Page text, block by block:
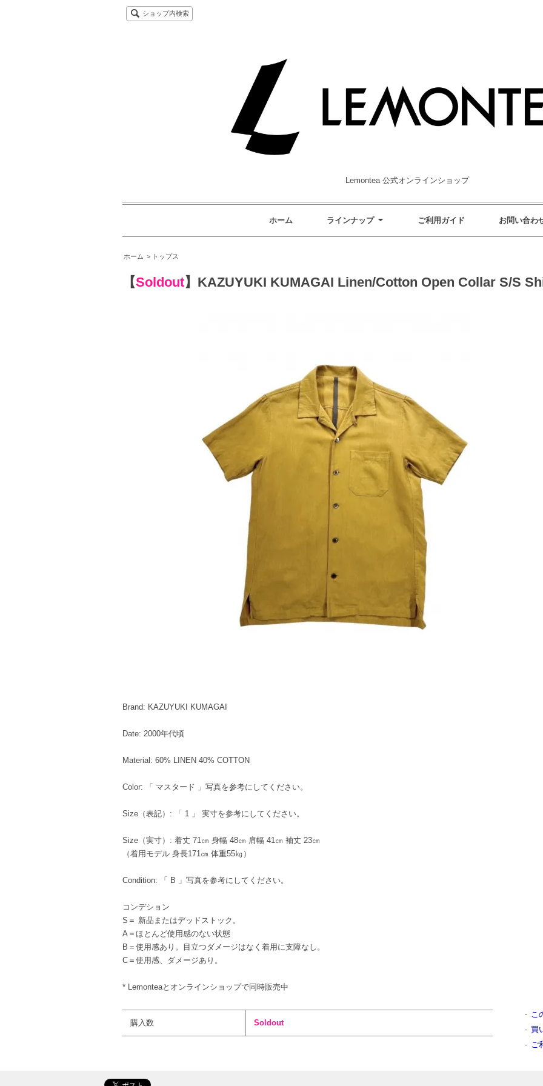
ショップ内検索
Lemontea 公式オンラインショップ
ホーム ラインナップ ご利用ガイド お問い合わ
ホーム トップス
【Soldout】 KAZUYUKI KUMAGAI Linen/Cotton Open Collar S/S
Brand: KAZUYUKI KUMAGAI
Date: 2000年代頃
Material: 60% LINEN 40% COTTON
Color: 「 マスタード 」写真を参考にしてください。
Size（表記）: 「 1 」 実寸を参考にしてください。
Size（実寸）: 着丈 71㎝ 身幅 48㎝ 肩幅 41㎝ 袖丈 23㎝
（着用モデル 身長171㎝ 体重55㎏）
Condition: 「 B 」写真を参考にしてください。
コンデション
S＝ 新品またはデッドストック。
A＝ほとんど使用感のない状態
B＝使用感あり。目立つダメージはなく着用に支障なし。
C＝使用感、ダメージあり。
* Lemonteaとオンラインショップで同時販売中
購入数 Soldout
こ
買
ご